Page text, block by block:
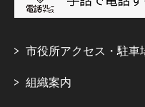
市役所アクセス・駐車
組織案内